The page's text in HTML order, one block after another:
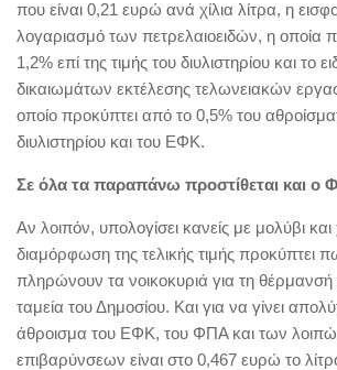
που είναι 0,21 ευρώ ανά χίλια λίτρα, η
λογαριασμό των πετρελαιοειδών, η οποία
1,2% επί της τιμής του διυλιστηρίου και το
δικαιωμάτων εκτέλεσης τελωνειακών
οποίο προκύπτει από το 0,5% του
διυλιστηρίου και του ΕΦΚ.
Σε όλα τα παραπάνω προστίθεται και ο
Αν λοιπόν, υπολογίσει κανείς με μολύβι και
διαμόρφωση της τελικής τιμής προκύπτει
πληρώνουν τα νοικοκυριά για τη θέρμανσή
ταμεία του Δημοσίου. Και για να γίνει
άθροισμα του ΕΦΚ, του ΦΠΑ και των
επιβαρύνσεων είναι στο 0,467 ευρώ το